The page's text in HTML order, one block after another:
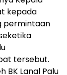
kepada
permintaan
tersebut.
BK Lanal Palu